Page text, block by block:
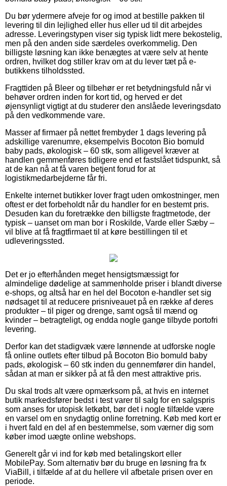
Du bør ydermere afveje for og imod at bestille pakken til
levering til din lejlighed eller hus eller ud til dit arbejdes
adresse. Leveringstypen viser sig typisk lidt mere bekostelig,
men på den anden side særdeles overkommelig. Den
billigste løsning kan ikke benægtes at være selv at hente
ordren, hvilket dog stiller krav om at du lever tæt på e-
butikkens tilholdssted.
Fragttiden på Bleer og tilbehør er ret betydningsfuld når vi
behøver ordren inden for kort tid, og herved er det
øjensynligt vigtigt at du studerer den anslåede leveringsdato
på den vedkommende vare.
Masser af firmaer på nettet frembyder 1 dags levering på
adskillige varenumre, eksempelvis Bocoton Bio bomuld
baby pads, økologisk – 60 stk, som alligevel kræver at
handlen gemmenføres tidligere end et fastslået tidspunkt, så
at de kan nå at få varen betjent forud for at
logistikmedarbejderne får fri.
Enkelte internet butikker lover fragt uden omkostninger, men
oftest er det forbeholdt når du handler for en bestemt pris.
Desuden kan du foretrække den billigste fragtmetode, der
typisk – uanset om man bor i Roskilde, Varde eller Sæby –
vil blive at få fragtfirmaet til at køre bestillingen til et
udleveringssted.
Det er jo efterhånden meget hensigtsmæssigt for
almindelige dødelige at sammenholde priser i blandt diverse
e-shops, og altså har en hel del Bocoton e-handler set sig
nødsaget til at reducere prisniveauet på en række af deres
produkter – til piger og drenge, samt også til mænd og
kvinder – betragteligt, og endda nogle gange tilbyde portofri
levering.
Derfor kan det stadigvæk være lønnende at udforske nogle
få online outlets efter tilbud på Bocoton Bio bomuld baby
pads, økologisk – 60 stk inden du gennemfører din handel,
sådan at man er sikker på at få den mest attraktive pris.
Du skal trods alt være opmærksom på, at hvis en internet
butik markedsfører bedst i test varer til salg for en salgspris
som anses for utopisk letkøbt, bør det i nogle tilfælde være
en varsel om en snydagtig online forretning. Køb med kort er
i hvert fald en del af en bestemmelse, som værner dig som
køber imod uægte online webshops.
Generelt går vi ind for køb med betalingskort eller
MobilePay. Som alternativ bør du bruge en løsning fra fx
ViaBill, i tilfælde af at du hellere vil afbetale prisen over en
periode.